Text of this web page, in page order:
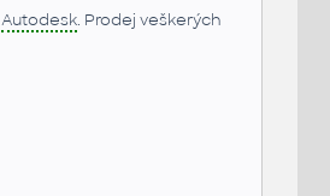
Autodesk. Prodej veškerých